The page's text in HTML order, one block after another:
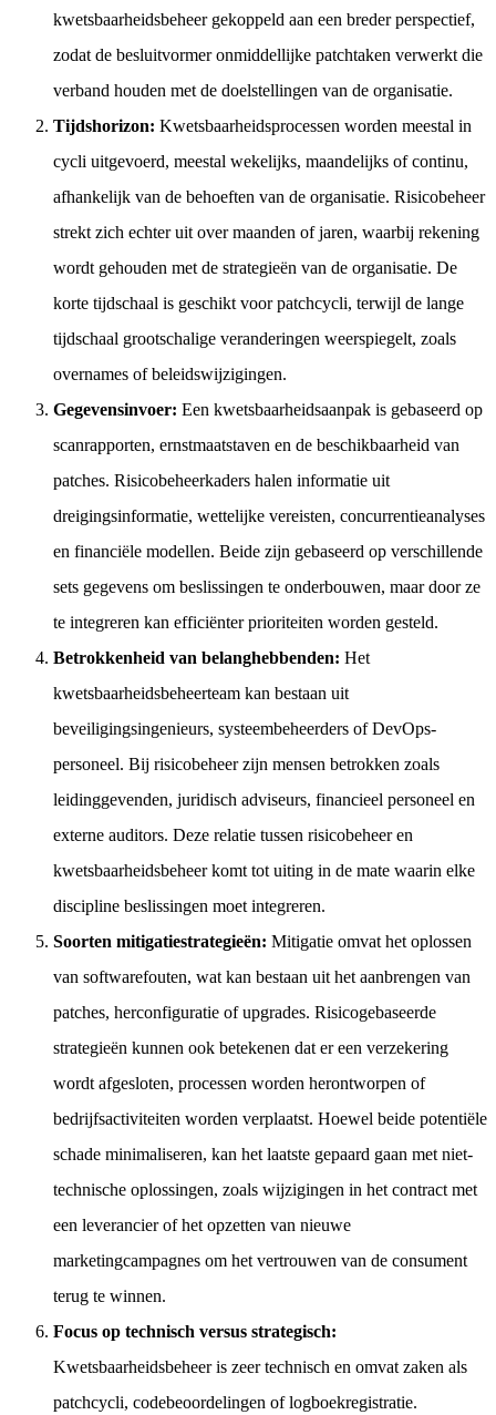
kwetsbaarheidsbeheer gekoppeld aan een breder perspectief,
zodat de besluitvormer onmiddellijke patchtaken verwerkt die
verband houden met de doelstellingen van de organisatie.
Tijdshorizon: Kwetsbaarheidsprocessen worden meestal in
cycli uitgevoerd, meestal wekelijks, maandelijks of continu,
afhankelijk van de behoeften van de organisatie. Risicobeheer
strekt zich echter uit over maanden of jaren, waarbij rekening
wordt gehouden met de strategieën van de organisatie. De
korte tijdschaal is geschikt voor patchcycli, terwijl de lange
tijdschaal grootschalige veranderingen weerspiegelt, zoals
overnames of beleidswijzigingen.
Gegevensinvoer: Een kwetsbaarheidsaanpak is gebaseerd op
scanrapporten, ernstmaatstaven en de beschikbaarheid van
patches. Risicobeheerkaders halen informatie uit
dreigingsinformatie, wettelijke vereisten, concurrentieanalyses
en financiële modellen. Beide zijn gebaseerd op verschillende
sets gegevens om beslissingen te onderbouwen, maar door ze
te integreren kan efficiënter prioriteiten worden gesteld.
Betrokkenheid van belanghebbenden: Het
kwetsbaarheidsbeheerteam kan bestaan uit
beveiligingsingenieurs, systeembeheerders of DevOps-
personeel. Bij risicobeheer zijn mensen betrokken zoals
leidinggevenden, juridisch adviseurs, financieel personeel en
externe auditors. Deze relatie tussen risicobeheer en
kwetsbaarheidsbeheer komt tot uiting in de mate waarin elke
discipline beslissingen moet integreren.
Soorten mitigatiestrategieën: Mitigatie omvat het oplossen
van softwarefouten, wat kan bestaan uit het aanbrengen van
patches, herconfiguratie of upgrades. Risicogebaseerde
strategieën kunnen ook betekenen dat er een verzekering
wordt afgesloten, processen worden herontworpen of
bedrijfsactiviteiten worden verplaatst. Hoewel beide potentiële
schade minimaliseren, kan het laatste gepaard gaan met niet-
technische oplossingen, zoals wijzigingen in het contract met
een leverancier of het opzetten van nieuwe
marketingcampagnes om het vertrouwen van de consument
terug te winnen.
Focus op technisch versus strategisch:
Kwetsbaarheidsbeheer is zeer technisch en omvat zaken als
patchcycli, codebeoordelingen of logboekregistratie.